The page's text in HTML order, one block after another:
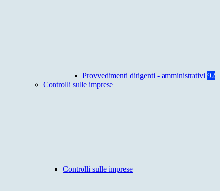
Provvedimenti dirigenti - amministrativi 92
Controlli sulle imprese
Controlli sulle imprese